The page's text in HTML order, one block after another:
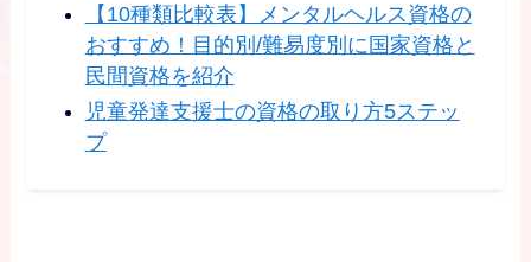
【10種類比較表】メンタルヘルス資格の
おすすめ！目的別/難易度別に国家資格と
民間資格を紹介
児童発達支援士の資格の取り方5ステッ
プ